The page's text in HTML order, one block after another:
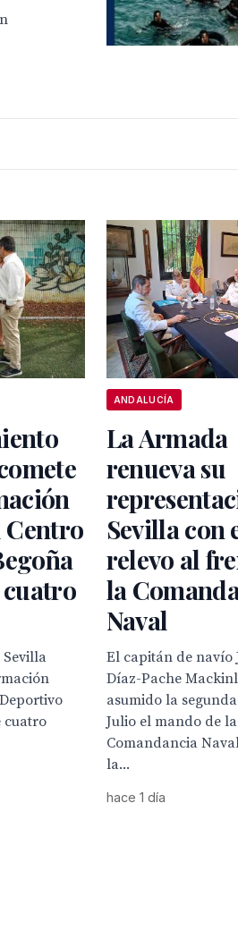
cuatro
cuatro
ANDALUCÍA
La Armada
renueva su
Sevilla con
relevo al
la
Naval
El capitán de navío
Díaz-Pache
asumido la
Julio el mando de la
Comandancia
la...
hace 1 día